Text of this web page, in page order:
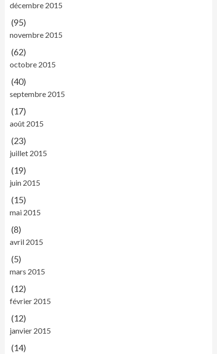
décembre 2015
(95)
novembre 2015
(62)
octobre 2015
(40)
septembre 2015
(17)
août 2015
(23)
juillet 2015
(19)
juin 2015
(15)
mai 2015
(8)
avril 2015
(5)
mars 2015
(12)
février 2015
(12)
janvier 2015
(14)